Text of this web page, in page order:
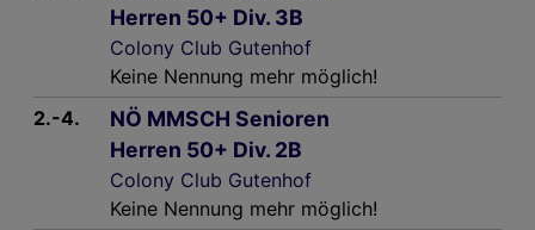
Herren 50+ Div. 3B
Colony Club Gutenhof
Keine Nennung mehr möglich!
2.-4.
NÖ MMSCH Senioren
Herren 50+ Div. 2B
Colony Club Gutenhof
Keine Nennung mehr möglich!